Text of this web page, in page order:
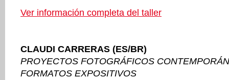
Ver información completa del taller
CLAUDI CARRERAS (ES/BR)
PROYECTOS FOTOGRÁFICOS
FORMATOS EXPOSITIVOS